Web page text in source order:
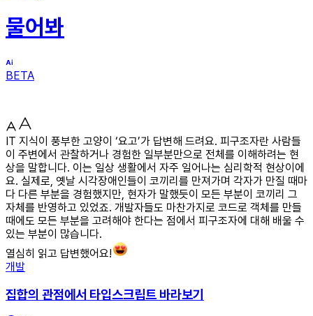
물어봐
BETA
IT 지식이 풍부한 고양이 ‘요고’가 답변해 드려요. 피구조자란 사람들
이 주변에서 관찰하거나 경험한 일부분만으로 전체를 이해하려는 현
상을 말합니다. 이는 일상 생활에서 자주 일어나는 심리학적 현상이에
요. 실제로, 옛날 시각장애인들이 코끼리를 만져가며 각자가 만질 때마
다 다른 부분을 경험했지만, 현자가 말했듯이 모든 부분이 코끼리 그
자체를 반영하고 있었죠. 개발자들도 마찬가지로 코드로 객체를 만들
때에도 모든 부분을 고려해야 한다는 점에서 피구조자에 대해 배울 수
있는 부분이 많습니다.
열심히 읽고 답변했어요!
개발
집합의 관점에서 타입스크립트 바라보기